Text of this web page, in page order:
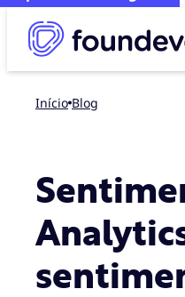
Início blog